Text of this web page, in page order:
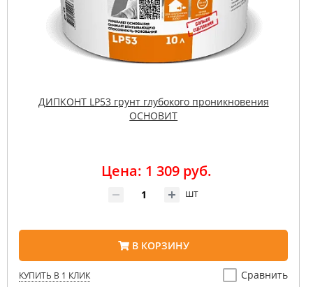
ДИПКОНТ LP53 грунт глубокого проникновения
ОСНОВИТ
Цена: 1 309 руб.
шт
В КОРЗИНУ
КУПИТЬ В 1 КЛИК Сравнить